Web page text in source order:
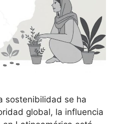
sostenibilidad se ha
global, la influencia